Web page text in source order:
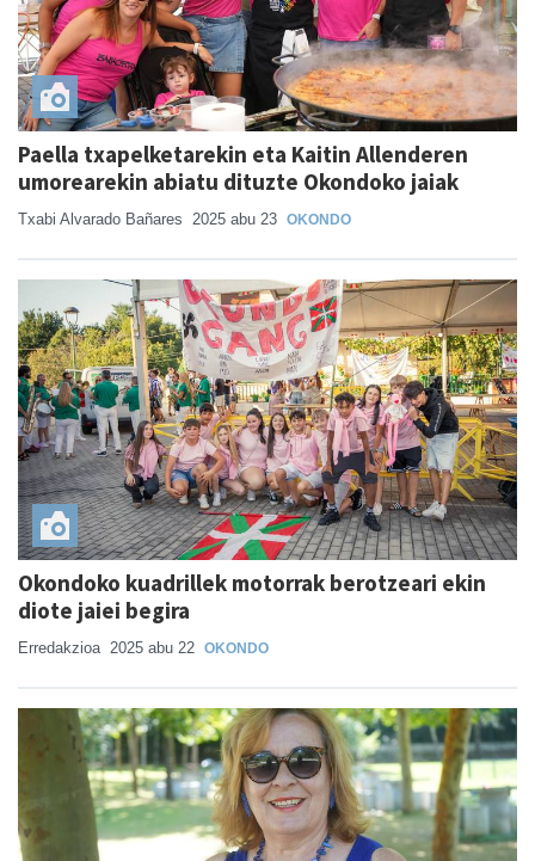
Paella txapelketarekin eta Kaitin Allenderen
umorearekin abiatu dituzte Okondoko jaiak
Txabi Alvarado Bañares 2025 abu 23 OKONDO
Okondoko kuadrillek motorrak berotzeari ekin
diote jaiei begira
Erredakzioa 2025 abu 22 OKONDO